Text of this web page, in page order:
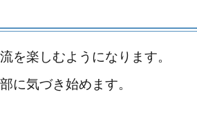
を楽しむようになります。
に気づき始めます。